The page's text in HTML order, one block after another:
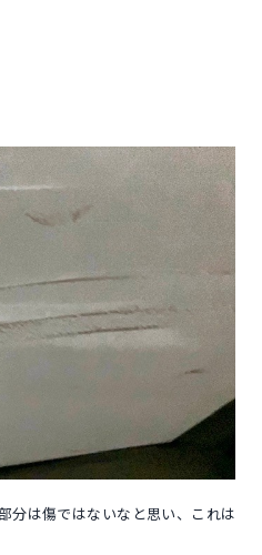
分は傷ではないなと思い、これは